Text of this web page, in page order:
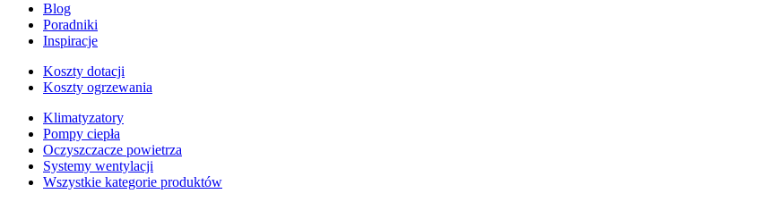
Blog
Poradniki
Inspiracje
Koszty dotacji
Koszty ogrzewania
Klimatyzatory
Pompy ciepła
Oczyszczacze powietrza
Systemy wentylacji
Wszystkie kategorie produktów